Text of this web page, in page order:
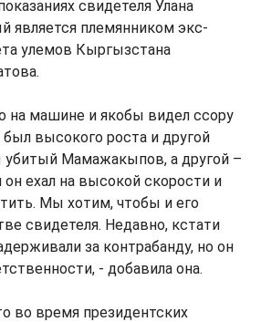
свидетеля Улана
является племянником экс-
улемов Кыргызстана
на машине и якобы видел ссору
высокого роста и другой
убитый Мамажакыпов, а другой –
ехал на высокой скорости и
Мы хотим, чтобы и его
свидетеля. Недавно, кстати
за контрабанду, но он
- добавила она.
во время президентских